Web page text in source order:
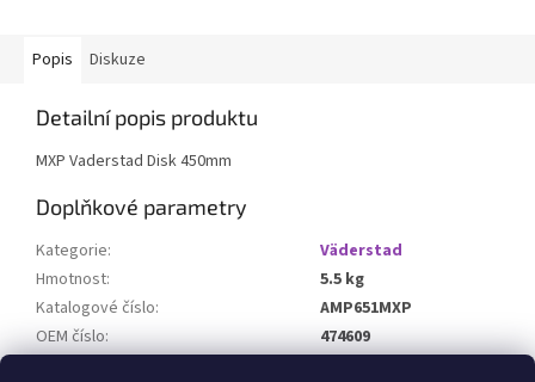
Popis Diskuze
Detailní popis produktu
MXP Vaderstad Disk 450mm
Doplňkové parametry
Kategorie:
Väderstad
Hmotnost:
5.5 kg
Katalogové číslo:
AMP651MXP
OEM číslo:
474609